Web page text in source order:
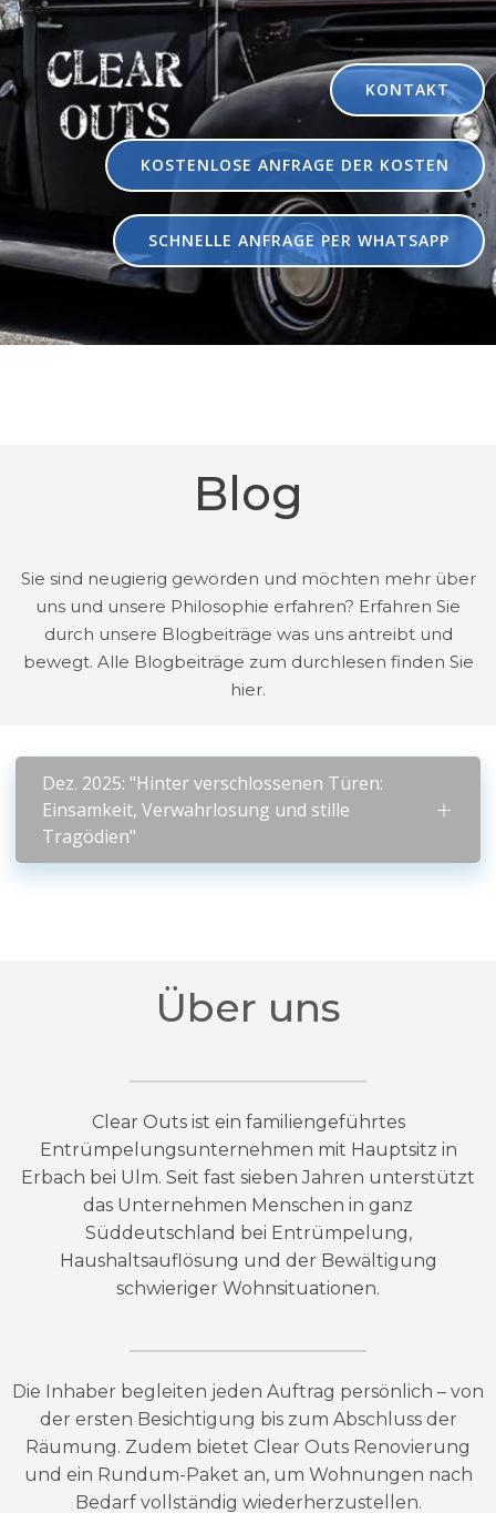
KONTAKT
KOSTENLOSE ANFRAGE DER KOSTEN
SCHNELLE ANFRAGE PER WHATSAPP
Blog
Sie sind neugierig geworden und möchten mehr über
uns und unsere Philosophie erfahren? Erfahren Sie
durch unsere Blogbeiträge was uns antreibt und
bewegt. Alle Blogbeiträge zum durchlesen finden Sie
hier.
Dez. 2025: "Hinter verschlossenen Türen:
Einsamkeit, Verwahrlosung und stille
Tragödien"
Über uns
Clear Outs ist ein familiengeführtes
Entrümpelungsunternehmen mit Hauptsitz in
Erbach bei Ulm. Seit fast sieben Jahren unterstützt
das Unternehmen Menschen in ganz
Süddeutschland bei Entrümpelung,
Haushaltsauflösung und der Bewältigung
schwieriger Wohnsituationen.
Die Inhaber begleiten jeden Auftrag persönlich – von
der ersten Besichtigung bis zum Abschluss der
Räumung. Zudem bietet Clear Outs Renovierung
und ein Rundum-Paket an, um Wohnungen nach
Bedarf vollständig wiederherzustellen.